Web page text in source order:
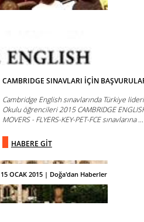
15 OCAK 2015 | Doğa'dan Haberler
CAMBRIDGE SINAVLARI İÇİN
Cambridge English sınavlarında Türkiye
Okulu öğrencileri 2015 CAMBRIDGE
MOVERS - FLYERS-KEY-PET-FCE sınavlarına ...
HABERE GİT